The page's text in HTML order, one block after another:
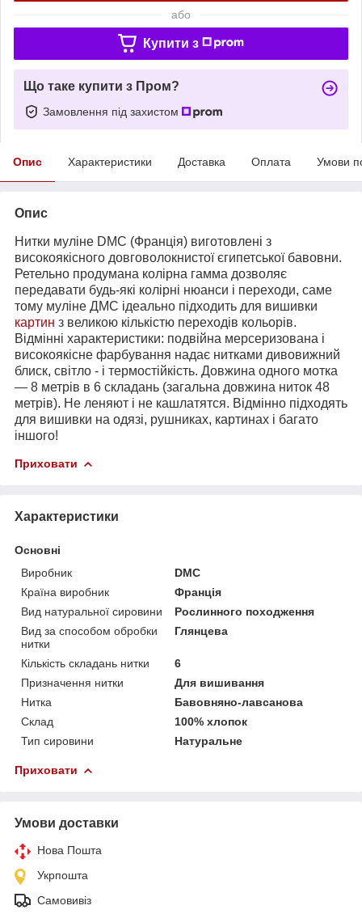
або
Купити з
Що таке купити з Пром?
Замовлення під захистом
Опис Характеристики Доставка Оплата Умови
Опис
Нитки муліне DMC (Франція) виготовлені з
високоякісного довговолокнистої єгипетської бавовни.
Ретельно продумана колірна гамма дозволяє
передавати будь-які колірні нюанси і переходи, саме
тому муліне ДМС ідеально підходить для вишивки
картин з великою кількістю переходів кольорів.
Відмінні характеристики: подвійна мерсеризована і
високоякісне фарбування надає нитками дивовижний
блиск, світло - і термостійкість. Довжина одного мотка
― 8 метрів в 6 складань (загальна довжина ниток 48
метрів). Не леняют і не кашлатятся. Відмінно підходять
для вишивки на одязі, рушниках, картинах і багато
іншого!
Приховати
Характеристики
Основні
Виробник
DMC
Країна виробник
Франція
Вид натуральної сировини
Рослинного походження
Вид за способом обробки
нитки
Глянцева
Кількість складань нитки
6
Призначення нитки
Для вишивання
Нитка
Бавовняно-лавсанова
Склад
100% хлопок
Тип сировини
Натуральне
Приховати
Умови доставки
Нова Пошта
Укрпошта
Самовивіз